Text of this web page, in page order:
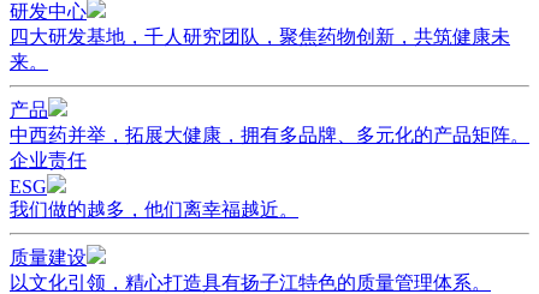
研发中心
四大研发基地，千人研究团队，聚焦药物创新，共筑健康未
来。
产品
中西药并举，拓展大健康，拥有多品牌、多元化的产品矩阵。
企业责任
ESG
我们做的越多，他们离幸福越近。
质量建设
以文化引领，精心打造具有扬子江特色的质量管理体系。